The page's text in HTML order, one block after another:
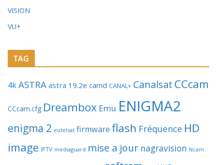
VISION
VU+
TAG
4kASTRA astra 19.2e camd CANAL+ Canalsat CCcam
CCcam.cfg Dreambox Emu ENIGMA2
enigma 2 eutelsat firmware flash Fréquence HD
image IPTV mediaguard mise a jour nagravision Ncam